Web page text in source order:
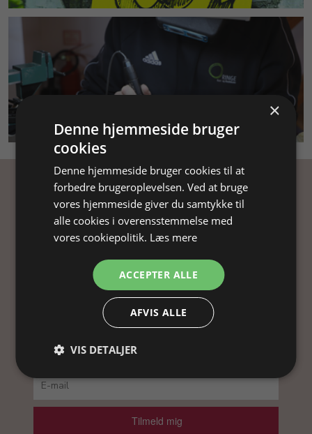
Få inspiration
Tilmeld dig vores nyhedsbrev og få
inspiration, gode tilbud og tips til din
smykkefremstilling.
Ved at tilmelde dig vores nyhedsbrev, accepterer
du vorespersondatapolitik
Tilmeld mig
×
Denne hjemmeside bruger
cookies
Denne hjemmeside bruger cookies til at
forbedre brugeroplevelsen. Ved at bruge
vores hjemmeside giver du samtykke til
alle cookies i overensstemmelse med
vores cookiepolitik. Læs mere
ACCEPTER ALLE
AFVIS ALLE
VIS DETALJER